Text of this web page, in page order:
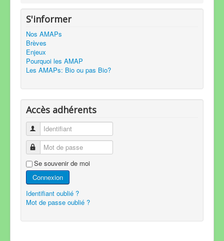
S'informer
Nos AMAPs
Brèves
Enjeux
Pourquoi les AMAP
Les AMAPs: Bio ou pas Bio?
Accès adhérents
Identifiant
Mot de passe
Se souvenir de moi
Connexion
Identifiant oublié ?
Mot de passe oublié ?